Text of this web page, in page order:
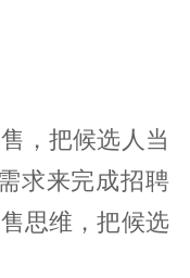
，把候选人当
求来完成招聘
思维，把候选